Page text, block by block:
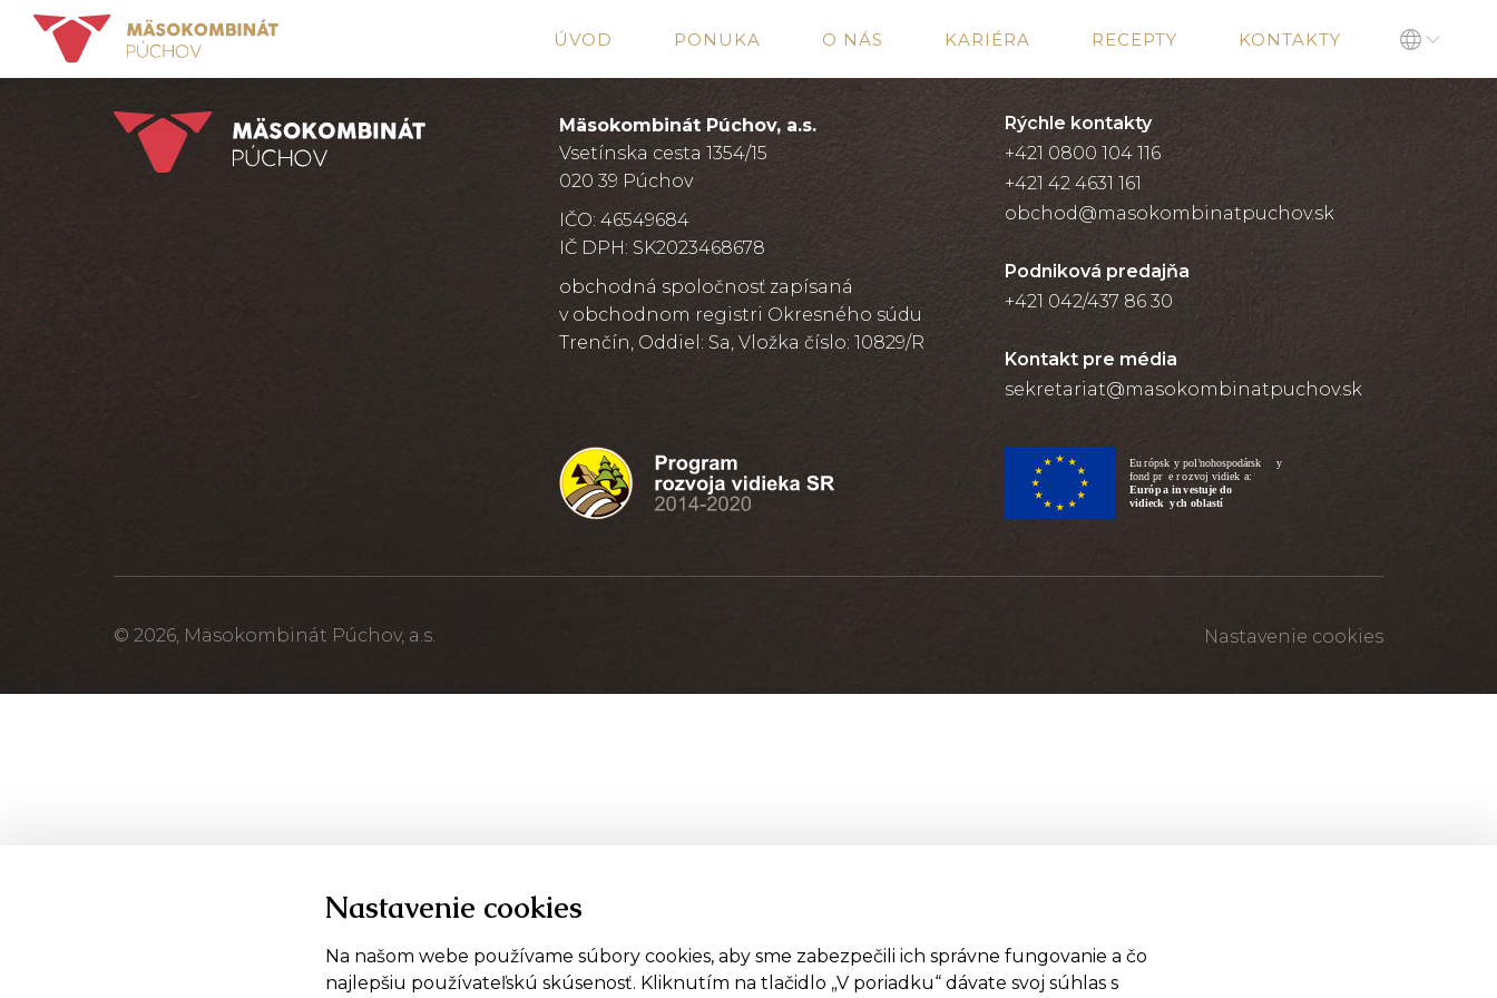
Nastavenie cookies
Na našom webe používame súbory cookies, aby sme zabezpečili ich správne fungovanie a čo
najlepšiu používateľskú skúsenosť. Kliknutím na tlačidlo „V poriadku“ dávate svoj súhlas s
ÚVOD PONUKA O NÁS KARIÉRA RECEPTY KONTAKTY
Mäsokombinát Púchov, a.s.
Vsetínska cesta 1354/15
020 39 Púchov
IČO: 46549684
IČ DPH: SK2023468678
obchodná spoločnosť zapísaná
v obchodnom registri Okresného súdu
Trenčín, Oddiel: Sa, Vložka číslo: 10829/R
Rýchle kontakty
+421 0800 104 116
+421 42 4631 161
obchod@masokombinatpuchov.sk
Podniková predajňa
+421 042/437 86 30
Kontakt pre média
sekretariat@masokombinatpuchov.sk
© 2026, Mäsokombinát Púchov, a.s. Nastavenie cookies